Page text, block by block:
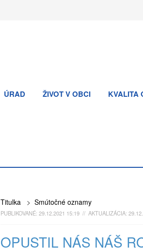
ÚRAD ŽIVOT V OBCI KVALITA
Titulka> Smútočné oznamy
PUBLIKOVANÉ: 29.12.2021 15:19 // AKTUALIZÁCIA:
OPUSTIL NÁS NÁŠ